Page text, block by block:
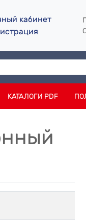
кабинет
КАТАЛОГИ PDF